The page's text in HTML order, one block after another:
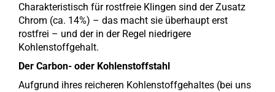
Charakteristisch für rostfreie Klingen sind der Zusatz
Chrom (ca. 14%) – das macht sie überhaupt erst
rostfrei – und der in der Regel niedrigere
Kohlenstoffgehalt.
Der Carbon- oder Kohlenstoffstahl
Aufgrund ihres reicheren Kohlenstoffgehaltes (bei uns